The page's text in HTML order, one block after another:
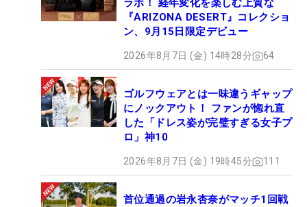
ラボ！ 経年変化を楽しむ上質な
『ARIZONA DESERT』コレクショ
ン、9月15日限定デビュー
2026年8月7日 (金) 14時28分 64
ゴルフウェアとは一味違うギャップ
にノックアウト！ ファンが惚れ直
した「ドレス姿が完璧すぎる女子プ
ロ」神10
2026年8月7日 (金) 19時45分 111
首位通過の岩永杏奈がマッチ1回戦